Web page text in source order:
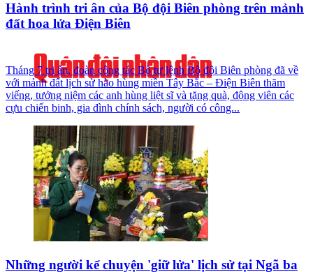
Hành trình tri ân của Bộ đội Biên phòng trên mảnh
đất hoa lửa Điện Biên
Tháng 7 tri ân, đoàn công tác Bộ tư lệnh Bộ đội Biên phòng đã về
với mảnh đất lịch sử hào hùng miền Tây Bắc – Điện Biên thăm
viếng, tưởng niệm các anh hùng liệt sĩ và tặng quà, động viên các
cựu chiến binh, gia đình chính sách, người có công...
Những người kể chuyện 'giữ lửa' lịch sử tại Ngã ba